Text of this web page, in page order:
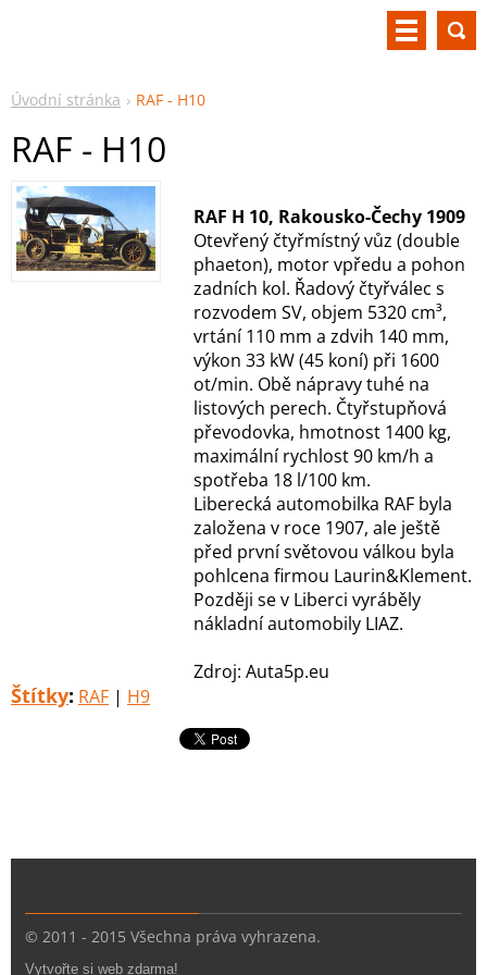
Úvodní stránka RAF - H10
RAF - H10
RAF H 10, Rakousko-Čechy 1909
Otevřený čtyřmístný vůz (double
phaeton), motor vpředu a pohon
zadních kol. Řadový čtyřválec s
rozvodem SV, objem 5320 cm³,
vrtání 110 mm a zdvih 140 mm,
výkon 33 kW (45 koní) při 1600
ot/min. Obě nápravy tuhé na
listových perech. Čtyřstupňová
převodovka, hmotnost 1400 kg,
maximální rychlost 90 km/h a
spotřeba 18 l/100 km.
Liberecká automobilka RAF byla
založena v roce 1907, ale ještě
před první světovou válkou byla
pohlcena firmou Laurin&Klement.
Později se v Liberci vyráběly
nákladní automobily LIAZ.
Zdroj: Auta5p.eu
Štítky: RAF | H9
© 2011 - 2015 Všechna práva vyhrazena.
Vytvořte si web zdarma!